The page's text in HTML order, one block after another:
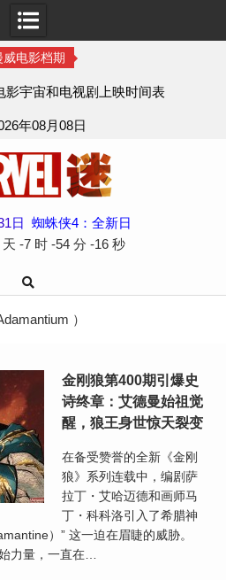
威电影档期
影宇宙和电视剧上映时间表
年08月08日
日
蜘蛛侠4：全新日
-7 时 -54 分 -17 秒
）
金刚狼第400期引爆史
诗终章：艾德曼始祖觉
醒，狼王身世惊天裂变
在备受赞誉的全新《金刚
狼》系列连载中，编剧萨
拉丁・艾哈迈德和画师马
丁・科科洛引入了希腊神
）” 这一迫在眉睫的威胁。
力量，一直在…